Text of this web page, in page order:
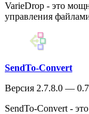
VarieDrop - это
управления
SendTo-Convert
Версия 2.7.8.0 —
SendTo-Convert -